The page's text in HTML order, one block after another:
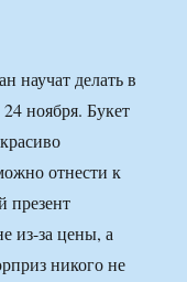
научат делать в
ноября. Букет
отнести к
презент
из-за цены, а
никого не